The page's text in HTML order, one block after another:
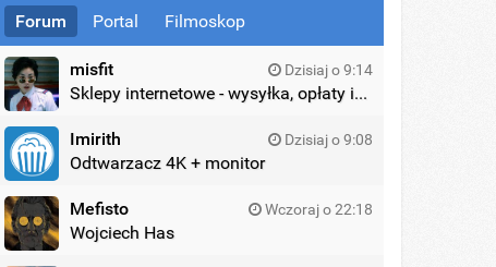
Forum Portal Filmoskop
misfit Dzisiaj o 9:14
Sklepy internetowe - wysyłka, opłaty itd.
Imirith Dzisiaj o 9:08
Odtwarzacz 4K + monitor
Mefisto Wczoraj o 22:18
Wojciech Has